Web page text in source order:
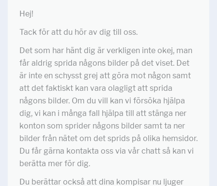
Hej!
Tack för att du hör av dig till oss.
Det som har hänt dig är verkligen inte okej, man
får aldrig sprida någons bilder på det viset. Det
är inte en schysst grej att göra mot någon samt
att det faktiskt kan vara olagligt att sprida
någons bilder. Om du vill kan vi försöka hjälpa
dig, vi kan i många fall hjälpa till att stänga ner
konton som sprider någons bilder samt ta ner
bilder från nätet om det sprids på olika hemsidor.
Du får gärna kontakta oss via vår chatt så kan vi
berätta mer för dig.
Du berättar också att dina kompisar nu ljuger